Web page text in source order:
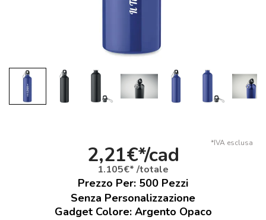
*IVA esclusa
2,21€*/cad
1.105€* /totale
Prezzo Per: 500 Pezzi
Senza Personalizzazione
Gadget Colore: Argento Opaco